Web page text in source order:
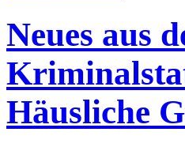
Neues aus
Häusliche